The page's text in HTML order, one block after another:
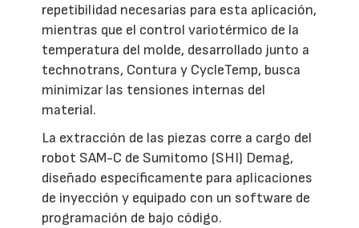
repetibilidad necesarias para esta aplicación,
mientras que el control variotérmico de la
temperatura del molde, desarrollado junto a
technotrans, Contura y CycleTemp, busca
minimizar las tensiones internas del
material.
La extracción de las piezas corre a cargo del
robot SAM-C de Sumitomo (SHI) Demag,
diseñado específicamente para aplicaciones
de inyección y equipado con un software de
programación de bajo código.